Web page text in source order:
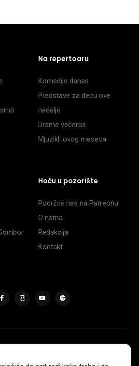
Na repertoaru
Komedije danas
Predstave za decu ove
nedelje
Drame večeras
Mjuzikli ovog meseca
Hoću u pozorište
Podržite nas na Patreonu
O nama
Redakcija
Kontakt
zadržava Hoću u pozorište.